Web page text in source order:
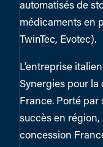
automatisés de
médicaments en
TwinTec, Evotec).
L’entreprise
Synergies pour la
France. Porté par
succès en
concession